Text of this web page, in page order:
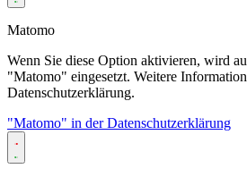
Matomo
Wenn Sie diese Option aktivieren, wird
"Matomo" eingesetzt. Weitere
Datenschutzerklärung.
"Matomo" in der Datenschutzerklärung